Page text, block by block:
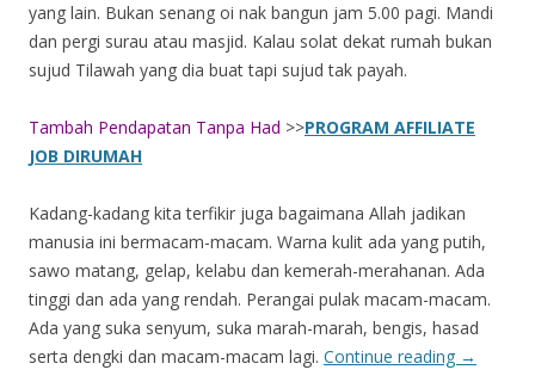
yang lain. Bukan senang oi nak bangun jam 5.00 pagi. Mandi
dan pergi surau atau masjid. Kalau solat dekat rumah bukan
sujud Tilawah yang dia buat tapi sujud tak payah.
Tambah Pendapatan Tanpa Had >>PROGRAM AFFILIATE
JOB DIRUMAH
Kadang-kadang kita terfikir juga bagaimana Allah jadikan
manusia ini bermacam-macam. Warna kulit ada yang putih,
sawo matang, gelap, kelabu dan kemerah-merahanan. Ada
tinggi dan ada yang rendah. Perangai pulak macam-macam.
Ada yang suka senyum, suka marah-marah, bengis, hasad
serta dengki dan macam-macam lagi. Continue reading →